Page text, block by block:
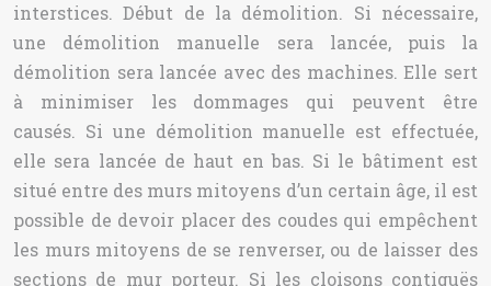
interstices. Début de la démolition. Si nécessaire,
une démolition manuelle sera lancée, puis la
démolition sera lancée avec des machines. Elle sert
à minimiser les dommages qui peuvent être
causés. Si une démolition manuelle est effectuée,
elle sera lancée de haut en bas. Si le bâtiment est
situé entre des murs mitoyens d’un certain âge, il est
possible de devoir placer des coudes qui empêchent
les murs mitoyens de se renverser, ou de laisser des
sections de mur porteur. Si les cloisons contiguës